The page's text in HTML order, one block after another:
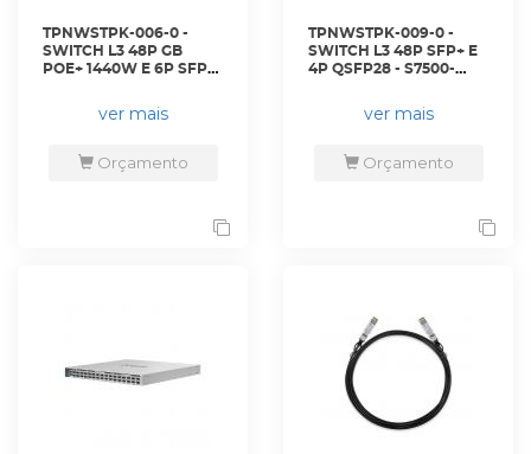
TPNWSTPK-006-0 -
SWITCH L3 48P GB
POE+ 1440W E 6P SFP+
ver mais
Orçamento
TPNWSTPK-009-0 -
SWITCH L3 48P SFP+ E
4P QSFP28 - S7500-
ver mais
Orçamento